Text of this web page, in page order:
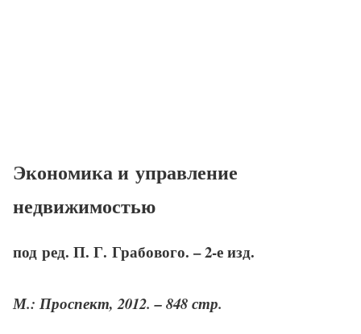
Экономика и управление
недвижимостью
под ред. П. Г. Грабового. – 2-е изд.
М.: Проспект, 2012. – 848 стр.